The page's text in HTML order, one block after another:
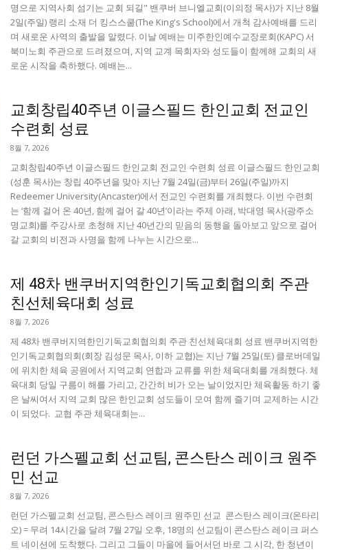
명으로 지역사회 섬기는 교회 되길" 밴쿠버 브니엘교회(이의정 목사)가 지난 8월
2일(주일) 랭리 소재 더 킹스스쿨(The King's School)에서 개척 감사예배를 드리
며 새로운 사역의 출발을 알렸다. 이날 예배는 미주한인예수교장로회(KAPC) 서
북미노회 주관으로 드려졌으며, 지역 교계 목회자와 성도들이 함께해 교회의 새
로운 시작을 축하했다. 예배는...
교회창립40주년 이글스필드 한인교회 전교인
수련회 성료
8월 7, 2026
교회창립40주년 이글스필드 한인교회 전교인 수련회 성료 이글스필드 한인교회
(성훈 목사)는 창립 40주년을 맞아 지난 7월 24일(금)부터 26일(주일)까지
Redeemer University(Ancaster)에서 전교인 수련회를 개최했다. 이번 수련회
는 ‘함께 걸어 온 40년, 함께 걸어 갈 40년’이라는 주제 아래, 박대영 목사(광주소
명교회)를 주강사로 초청해 지난 40년간의 믿음의 동행을 돌아보고 앞으로 걸어
갈 교회의 비전과 사명을 함께 나누는 시간으로...
제 48차 밴쿠버지역한인기독교회협의회 주관
친선체육대회 성료
8월 7, 2026
제 48차 밴쿠버지역한인기독교회협의회 주관 친선체육대회 성료 밴쿠버지역한
인기독교회협의회(회장 김성문 목사, 이하 교협)는 지난 7월 25일(토) 클로버데일
에 위치한 체육 공원에서 지역교회 연합과 교류를 위한 체육대회를 개최했다. 체
육대회 당일 구름이 해를 가리고, 간간히 비가 오는 날이었지만 체육활동 하기 좋
은 날씨여서 지역 교회 많은 한인교회 성도들이 모여 함께 즐기며 교제하는 시간
이 되었다. 교협 주관 체육대회는...
런던 가스펠교회 선교팀, 콘스탄스 레이크 원주
민 선교
8월 7, 2026
런던 가스펠교회 선교팀, 콘스탄스 레이크 원주민 선교 콘스탄스 레이크(온타리
오) = 무려 14시간을 달려 7월 27일 오후, 18명의 선교팀이 콘스탄스 레이크 퍼스
트 네이션에 도착했다. 그리고 그들이 마을에 들어서던 바로 그 시각, 한 청년이